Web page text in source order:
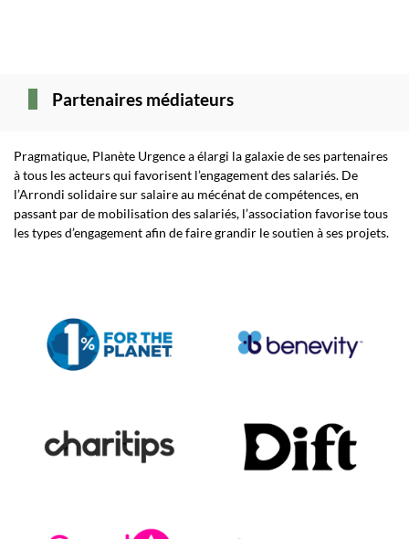
Partenaires médiateurs
Pragmatique, Planète Urgence a élargi la galaxie de ses partenaires
à tous les acteurs qui favorisent l’engagement des salariés. De
l’Arrondi solidaire sur salaire au mécénat de compétences, en
passant par de mobilisation des salariés, l’association favorise tous
les types d’engagement afin de faire grandir le soutien à ses projets.